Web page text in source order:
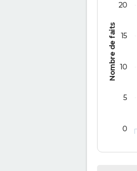
Nombre de faits
0
5
10
15
20